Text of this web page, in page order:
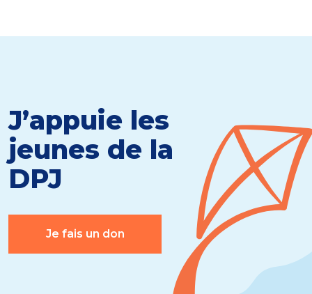
J’appuie les
jeunes de la
DPJ
Je fais un don